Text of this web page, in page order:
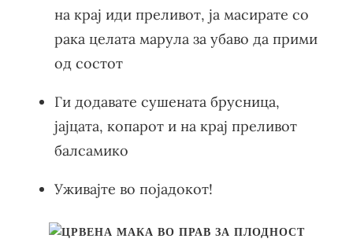
на крај иди преливот, ја масирате со
рака целата марула за убаво да прими
од состот
Ги додавате сушената брусница,
јајцата, копарот и на крај преливот
балсамико
Уживајте во појадокот!